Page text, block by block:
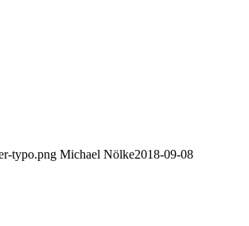
typo.png Michael Nölke2018-09-08